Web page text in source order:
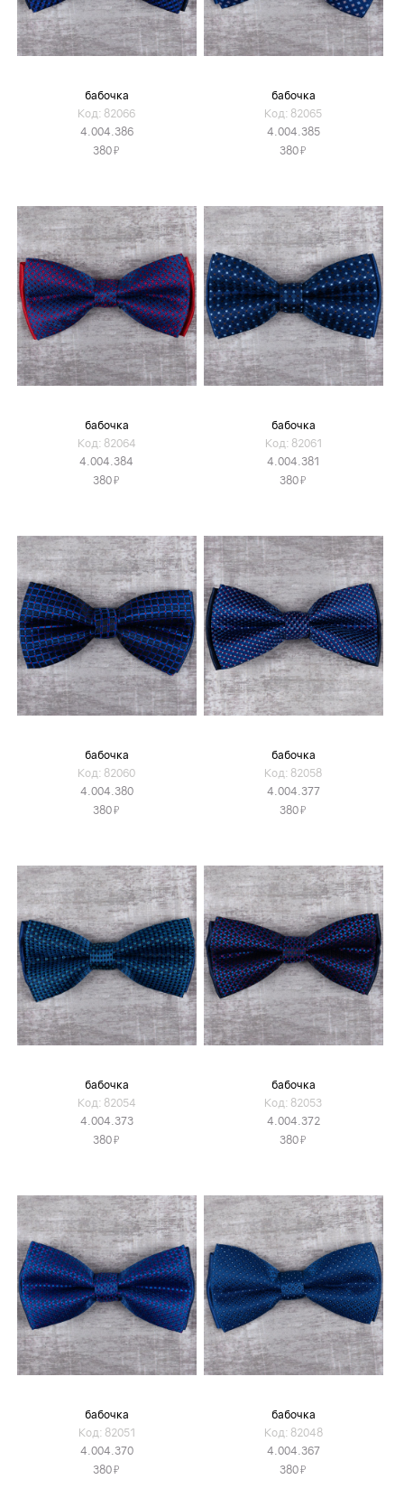
бабочка
Код: 82066
4.004.386
380Я
бабочка
Код: 82065
4.004.385
380Я
бабочка
Код: 82064
4.004.384
380Я
бабочка
Код: 82061
4.004.381
380Я
бабочка
Код: 82060
4.004.380
380Я
бабочка
Код: 82058
4.004.377
380Я
бабочка
Код: 82054
4.004.373
380Я
бабочка
Код: 82053
4.004.372
380Я
бабочка
Код: 82051
4.004.370
380Я
бабочка
Код: 82048
4.004.367
380Я